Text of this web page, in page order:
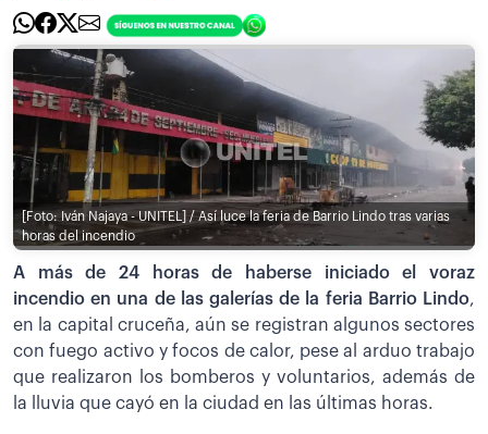
[Foto: Iván Najaya - UNITEL] / Así luce la feria de Barrio Lindo tras varias
horas del incendio
A más de 24 horas de haberse iniciado el voraz
incendio en una de las galerías de la feria Barrio Lindo,
en la capital cruceña, aún se registran algunos sectores
con fuego activo y focos de calor, pese al arduo trabajo
que realizaron los bomberos y voluntarios, además de
la lluvia que cayó en la ciudad en las últimas horas.